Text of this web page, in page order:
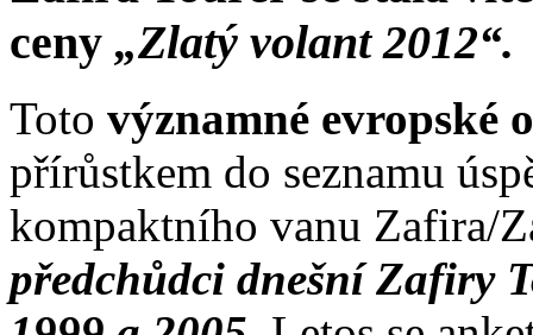
ceny „Zlatý volant 2012“.
Toto významné evropské
přírůstkem do seznamu
kompaktního vanu Zafira/
předchůdci dnešní Zafiry